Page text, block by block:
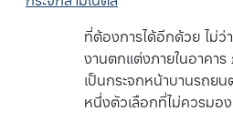
ที่ต้องการได้อีกด้วย ไม่ว่
งานตกแต่งภายในอาคา
เป็นกระจกหน้าบานรถย
หนึ่งตัวเลือกที่ไม่ควรมอง